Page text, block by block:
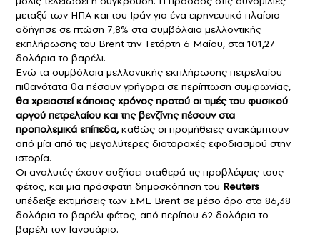
μεταξύ των ΗΠΑ και του Ιράν για ένα ειρηνευτικό πλαίσιο
οδήγησε σε πτώση 7,8% στα συμβόλαια μελλοντικής
εκπλήρωσης του Brent την Τετάρτη 6 Μαΐου, στα 101,27
δολάρια το βαρέλι.
Ενώ τα συμβόλαια μελλοντικής εκπλήρωσης πετρελαίου
πιθανότατα θα πέσουν γρήγορα σε περίπτωση συμφωνίας,
θα χρειαστεί κάποιος χρόνος προτού οι τιμές του φυσικού
αργού πετρελαίου και της βενζίνης πέσουν στα
προπολεμικά επίπεδα,καθώς οι προμήθειες ανακάμπτουν
από μία από τις μεγαλύτερες διαταραχές εφοδιασμού στην
ιστορία.
Οι αναλυτές έχουν αυξήσει σταθερά τις προβλέψεις τους
φέτος, και μια πρόσφατη δημοσκόπηση του Reuters
υπέδειξε εκτιμήσεις των ΣΜΕ Brent σε μέσο όρο στα 86,38
δολάρια το βαρέλι φέτος, από περίπου 62 δολάρια το
βαρέλι τον Ιανουάριο.